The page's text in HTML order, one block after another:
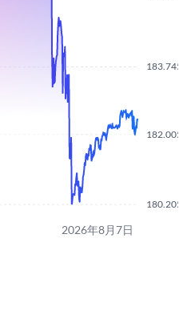
180.2050
182.0050
183.7450
2026年8月7日